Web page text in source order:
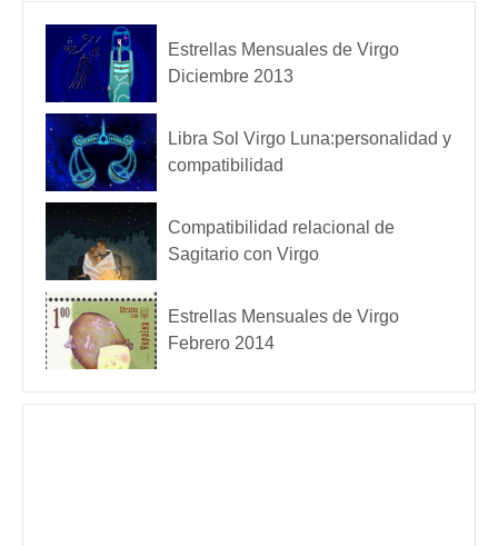
Estrellas Mensuales de Virgo
Diciembre 2013
Libra Sol Virgo Luna:personalidad y
compatibilidad
Compatibilidad relacional de
Sagitario con Virgo
Estrellas Mensuales de Virgo
Febrero 2014